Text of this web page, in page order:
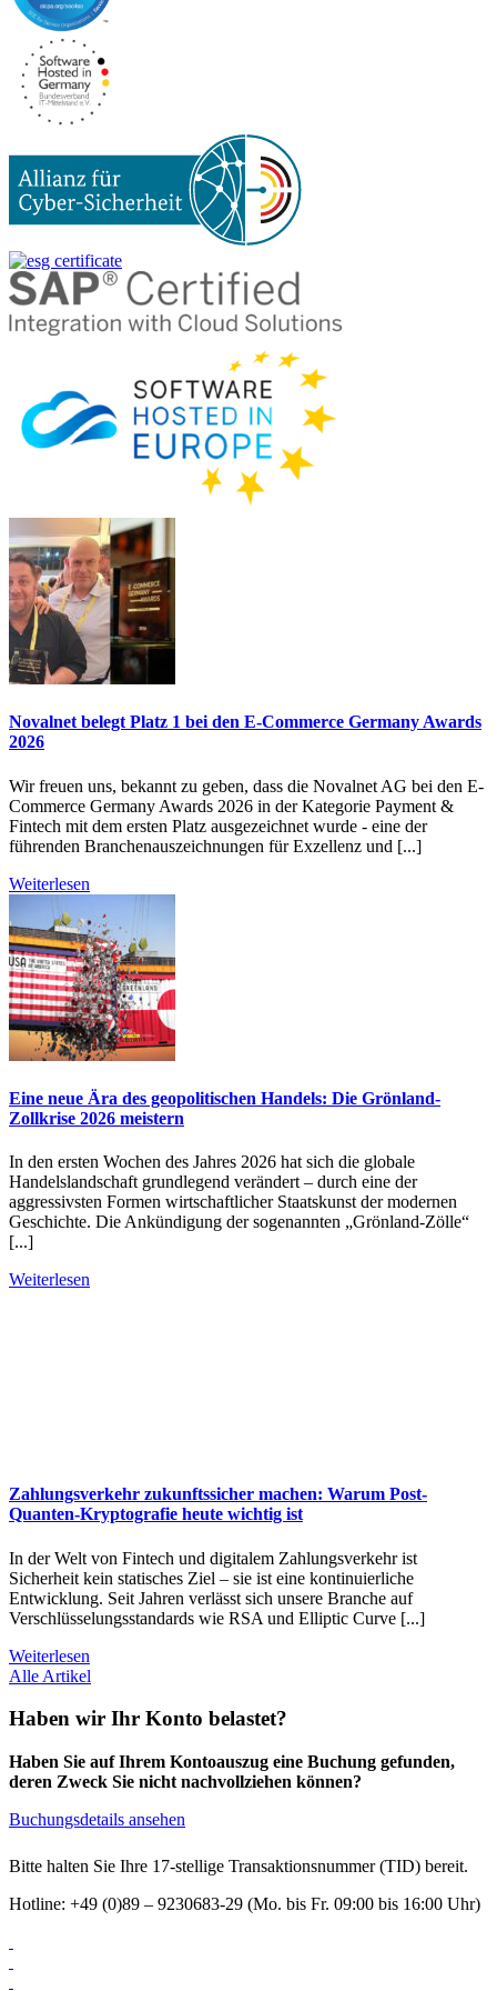
Novalnet belegt Platz 1 bei den E-Commerce Germany Awards
2026
Wir freuen uns, bekannt zu geben, dass die Novalnet AG bei den E-
Commerce Germany Awards 2026 in der Kategorie Payment &
Fintech mit dem ersten Platz ausgezeichnet wurde - eine der
führenden Branchenauszeichnungen für Exzellenz und [...]
Weiterlesen
Eine neue Ära des geopolitischen Handels: Die Grönland-
Zollkrise 2026 meistern
In den ersten Wochen des Jahres 2026 hat sich die globale
Handelslandschaft grundlegend verändert – durch eine der
aggressivsten Formen wirtschaftlicher Staatskunst der modernen
Geschichte. Die Ankündigung der sogenannten „Grönland-Zölle“
[...]
Weiterlesen
Zahlungsverkehr zukunftssicher machen: Warum Post-
Quanten-Kryptografie heute wichtig ist
In der Welt von Fintech und digitalem Zahlungsverkehr ist
Sicherheit kein statisches Ziel – sie ist eine kontinuierliche
Entwicklung. Seit Jahren verlässt sich unsere Branche auf
Verschlüsselungsstandards wie RSA und Elliptic Curve [...]
Weiterlesen
Alle Artikel
Haben wir Ihr Konto belastet?
Haben Sie auf Ihrem Kontoauszug eine Buchung gefunden,
deren Zweck Sie nicht nachvollziehen können?
Buchungsdetails ansehen
Bitte halten Sie Ihre 17-stellige Transaktionsnummer (TID) bereit.
Hotline: +49 (0)89 – 9230683-29 (Mo. bis Fr. 09:00 bis 16:00 Uhr)